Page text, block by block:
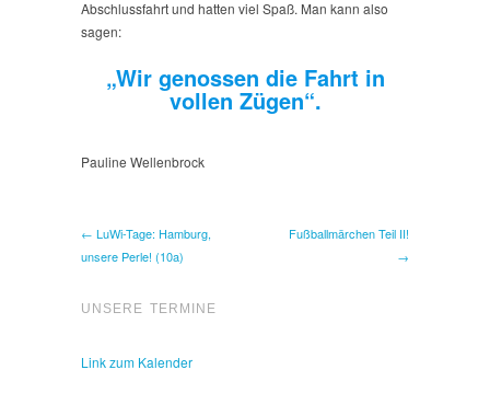
Abschlussfahrt und hatten viel Spaß. Man kann also
sagen:
„Wir genossen die Fahrt in
vollen Zügen“.
Pauline Wellenbrock
← LuWi-Tage: Hamburg,
unsere Perle! (10a)
Fußballmärchen Teil II!
→
UNSERE TERMINE
Link zum Kalender